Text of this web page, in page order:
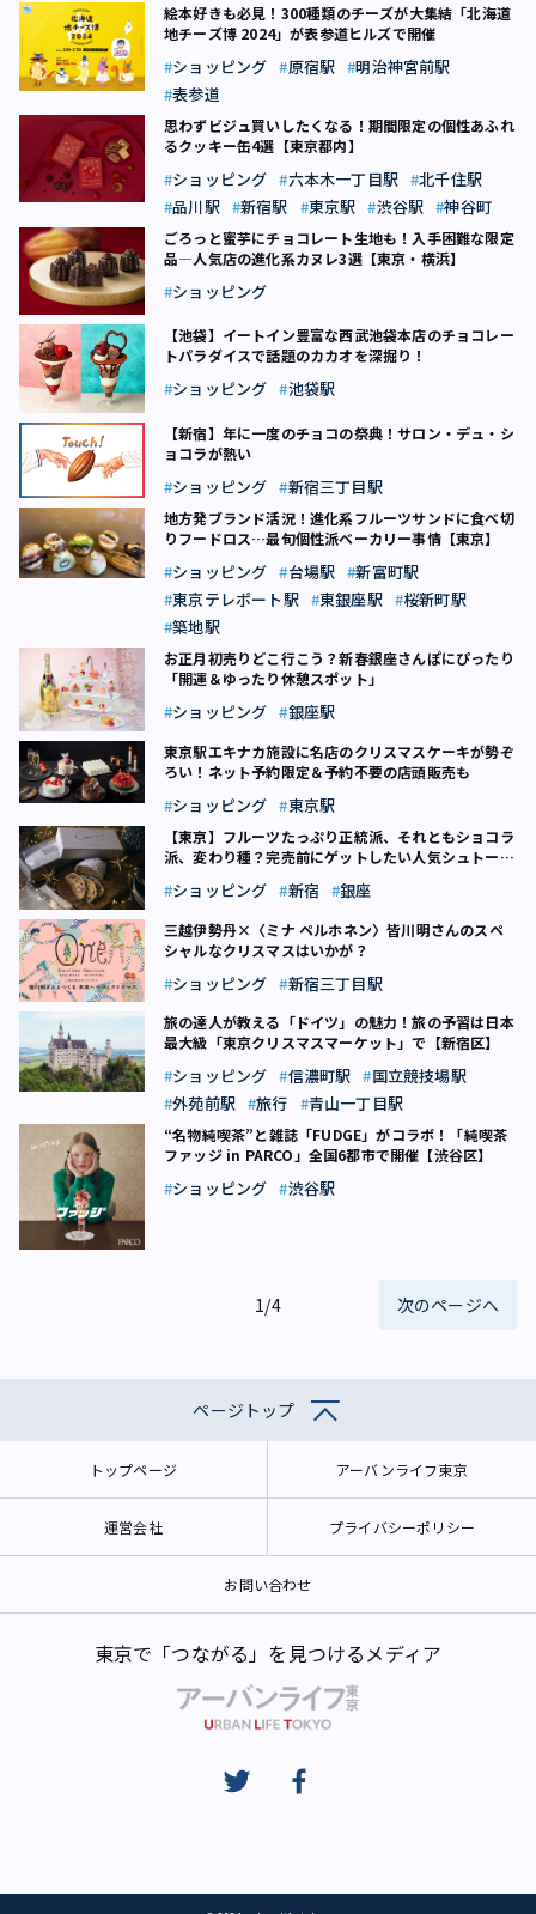
絵本好きも必見！300種類のチーズが大集結「北海道
地チーズ博 2024」が表参道ヒルズで開催
ショッピング 原宿駅
明治神宮前駅
表参道
思わずビジュ買いしたくなる！期間限定の個性あふれ
るクッキー缶4選【東京都内】
ショッピング 六本木一丁目駅
北千住駅
品川駅
新宿駅 東京駅 渋谷駅 神谷町
ごろっと蜜芋にチョコレート生地も！入手困難な限定
品―人気店の進化系カヌレ3選【東京・横浜】
ショッピング
【池袋】イートイン豊富な西武池袋本店のチョコレー
トパラダイスで話題のカカオを深掘り！
ショッピング 池袋駅
【新宿】年に一度のチョコの祭典！サロン・デュ・シ
ョコラが熱い
ショッピング 新宿三丁目駅
地方発ブランド活況！進化系フルーツサンドに食べ切
りフードロス…最旬個性派ベーカリー事情【東京】
ショッピング 台場駅
新富町駅
東京テレポート駅
東銀座駅
桜新町駅
築地駅
お正月初売りどこ行こう？新春銀座さんぽにぴったり
「開運＆ゆったり休憩スポット」
ショッピング 銀座駅
東京駅エキナカ施設に名店のクリスマスケーキが勢ぞ
ろい！ネット予約限定＆予約不要の店頭販売も
ショッピング 東京駅
【東京】フルーツたっぷり正統派、それともショコラ
派、変わり種？完売前にゲットしたい人気シュトーレ
ショッピング 新宿 銀座
三越伊勢丹×〈ミナ ペルホネン〉皆川明さんのスペ
シャルなクリスマスはいかが？
ショッピング 新宿三丁目駅
旅の達人が教える「ドイツ」の魅力！旅の予習は日本
最大級「東京クリスマスマーケット」で【新宿区】
ショッピング 信濃町駅
国立競技場駅
外苑前駅
旅行 青山一丁目駅
“名物純喫茶”と雑誌「FUDGE」がコラボ！「純喫茶
ファッジ in PARCO」全国6都市で開催【渋谷区】
ショッピング 渋谷駅
1/4 次のページへ
ページトップ
トップページ アーバンライフ東京
運営会社 プライバシーポリシー
お問い合わせ
東京で「つながる」を見つけるメディア